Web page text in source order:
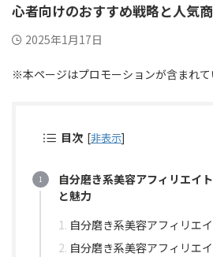
心者向けのおすすめ戦略と人気
2025年1月17日
※本ページはプロモーションが含まれて
目次 [非表示]
自分磨き系美容アフィリエイ
と魅力
自分磨き系美容アフィリエ
自分磨き系美容アフィリエ